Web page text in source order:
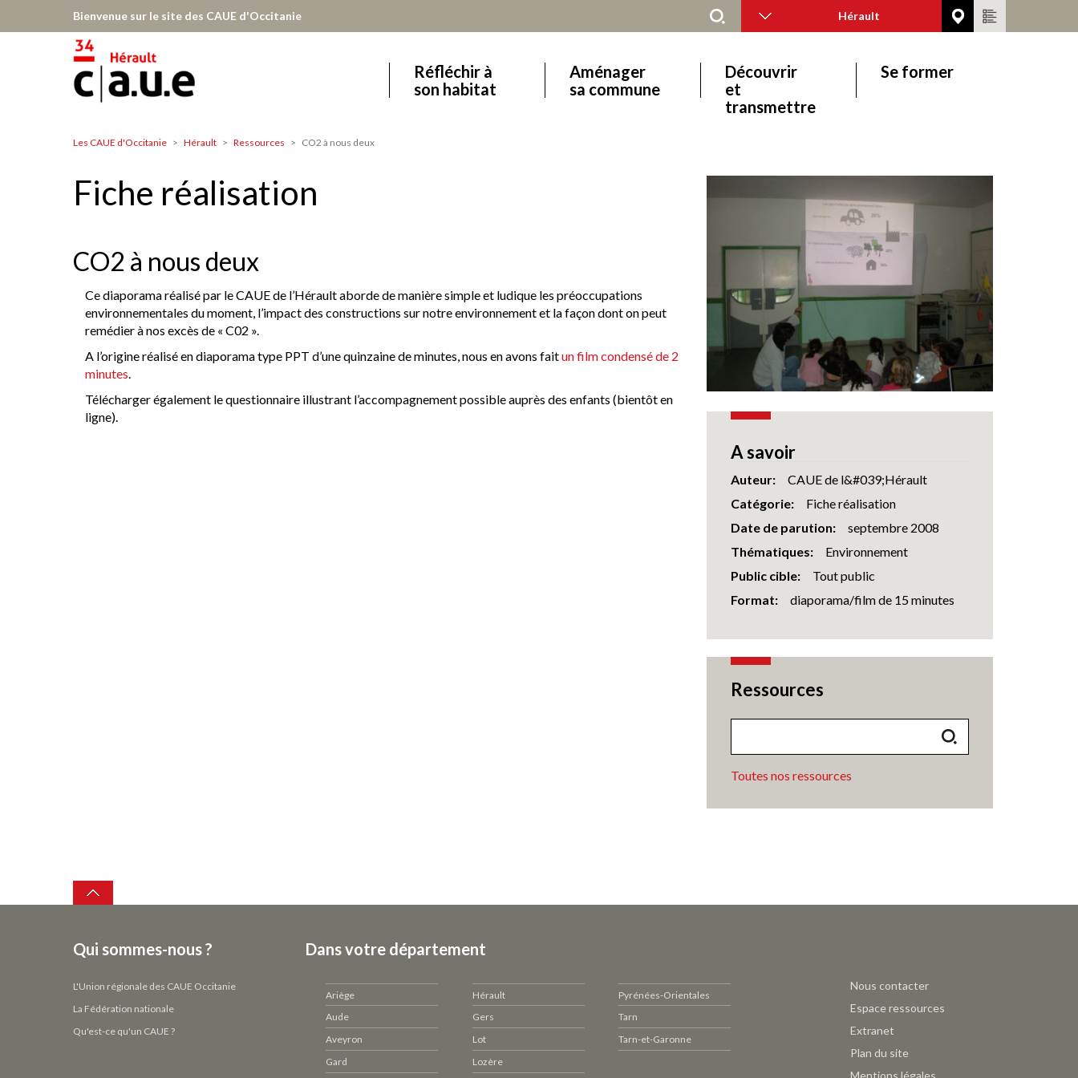
Bienvenue sur le site des CAUE d'Occitanie Hérault
Hérault
Main
Réfléchir à
son habitat
Aménager
sa commune
Découvrir
et
transmettre
Se former
Les CAUE d'Occitanie Hérault Ressources CO2 à nous deux
Fiche réalisation
CO2 à nous deux
Ce diaporama réalisé par le CAUE de l’Hérault aborde de manière simple et ludique les préoccupations
environnementales du moment, l’impact des constructions sur notre environnement et la façon dont on peut
remédier à nos excès de « C02 ».
A l’origine réalisé en diaporama type PPT d’une quinzaine de minutes, nous en avons faitun film condensé de 2
minutes.
Télécharger également le questionnaire illustrant l’accompagnement possible auprès des enfants (bientôt en
ligne).
A savoir
Auteur
CAUE de l&#039;Hérault
Catégorie
Fiche réalisation
Date de parution
septembre 2008
Thématiques
Environnement
Public cible
Tout public
Format
diaporama/film de 15 minutes
Ressources
Toutes nos ressources
Top
Qui sommes-nous ?
L'Union régionale des CAUE Occitanie
La Fédération nationale
Qu'est-ce qu'un CAUE ?
Dans votre département
Ariège
Aude
Aveyron
Gard
Hérault
Gers
Lot
Lozère
Pyrénées-Orientales
Tarn
Tarn-et-Garonne
Pied
de
page
CAUE
-
Nous contacter
Espace ressources
Extranet
Plan du site
Mentions légales